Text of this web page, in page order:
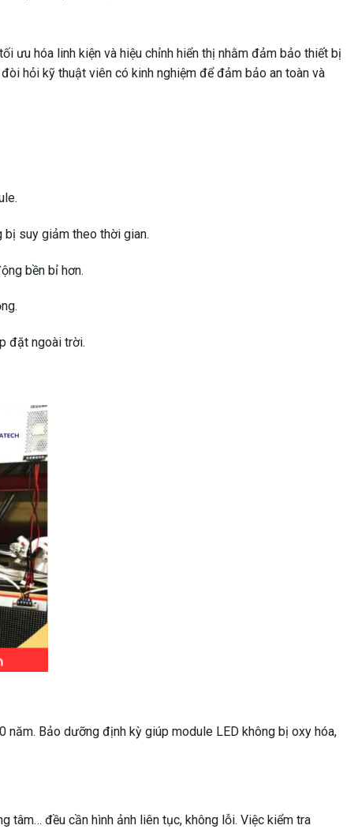
ưu hóa linh kiện và hiệu chỉnh hiển thị nhằm đảm bảo thiết bị
hỏi kỹ thuật viên có kinh nghiệm để đảm bảo an toàn và
suy giảm theo thời gian.
bền bỉ hơn.
đặt ngoài trời.
Bảo dưỡng định kỳ giúp module LED không bị oxy hóa,
tâm… đều cần hình ảnh liên tục, không lỗi. Việc kiểm tra